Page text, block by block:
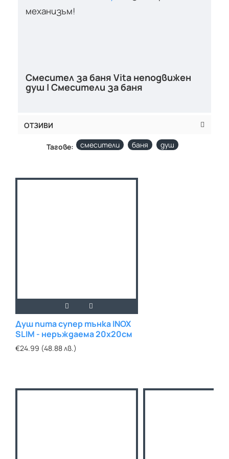
механизъм!
Смесител за баня Vita неподвижен
душ | Смесители за баня
ОТЗИВИ
Тагове: смесители баня душ
Душ пита супер тънка INOX
SLIM - неръждаема 20х20см
€24.99 (48.88 лв.)